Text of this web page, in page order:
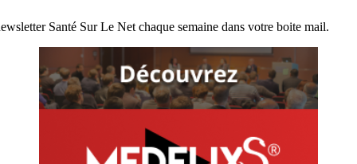
Santé Sur Le Net chaque semaine dans votre boite mail.